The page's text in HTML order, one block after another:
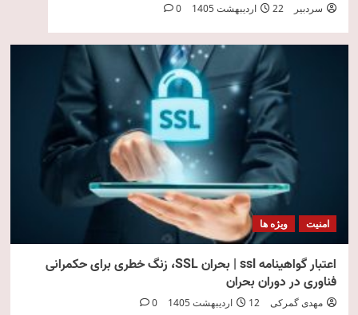
سردبیر 22 اردیبهشت 1405 0
امنیت ویژه ها
اعتبار گواهینامه ssl | بحران SSL، زنگ خطری برای حکمرانی
فناوری در دوران بحران
مهدی گمرکی 12 اردیبهشت 1405 0